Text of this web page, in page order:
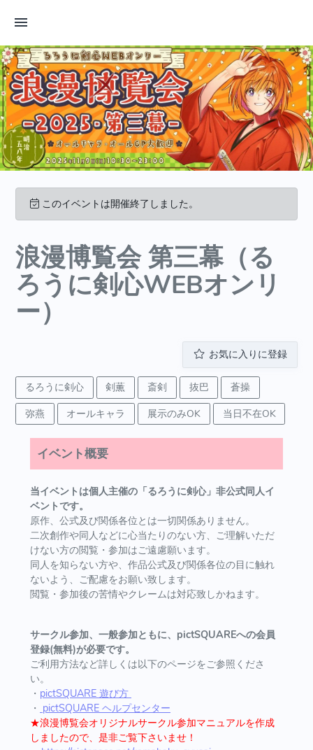
このイベントは開催終了しました。
浪漫博覧会 第三幕（る
ろうに剣心WEBオンリ
ー）
お気に入りに登録
るろうに剣心 剣薫 斎剣 抜巴
蒼操
弥燕
オールキャラ 展示のみOK 当日不在OK
イベント概要
当イベントは個人主催の「るろうに剣心」非公式同人イ
ベントです。
原作、公式及び関係各位とは一切関係ありません。
二次創作や同人などに心当たりのない方、ご理解いただ
けない方の閲覧・参加はご遠慮願います。
同人を知らない方や、作品公式及び関係各位の目に触れ
ないよう、ご配慮をお願い致します。
閲覧・参加後の苦情やクレームは対応致しかねます。
サークル参加、一般参加ともに、pictSQUAREへの会員
登録(無料)が必要です。
ご利用方法など詳しくは以下のページをご参照くださ
い。
・ pictSQUARE 遊び方
・ pictSQUARE ヘルプセンター
★浪漫博覧会オリジナルサークル参加マニュアルを作成
しましたので、是非ご覧下さいませ！